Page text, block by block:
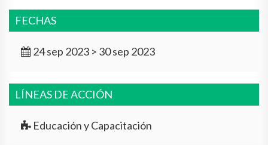
FECHAS
24 sep 2023 > 30 sep 2023
LÍNEAS DE ACCIÓN
Educación y Capacitación